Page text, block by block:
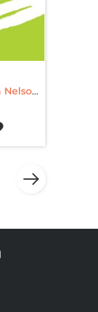
In de geest van Nelson Mandela